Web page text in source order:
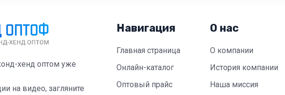
хенд оптом уже
на видео, загляните
Навигация
Главная страница
Онлайн-каталог
Оптовый прайс
О нас
О компании
История компании
Наша миссия